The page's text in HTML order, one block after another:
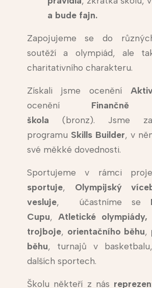
a bude fajn.
Zapojujeme se do
soutěží a olympiád, ale
charitativního charakteru.
Získali jsme ocenění
ocenění Finančně
škola (bronz). Jsme
programu Skills Builder, v
své měkké dovednosti.
Sportujeme v rámci
sportuje, Olympijský
vesluje, účastníme se
Cupu, Atletické olympiády,
trojboje, orientačního běhu,
běhu, turnajů v
dalších sportech.
Školu někteří z nás